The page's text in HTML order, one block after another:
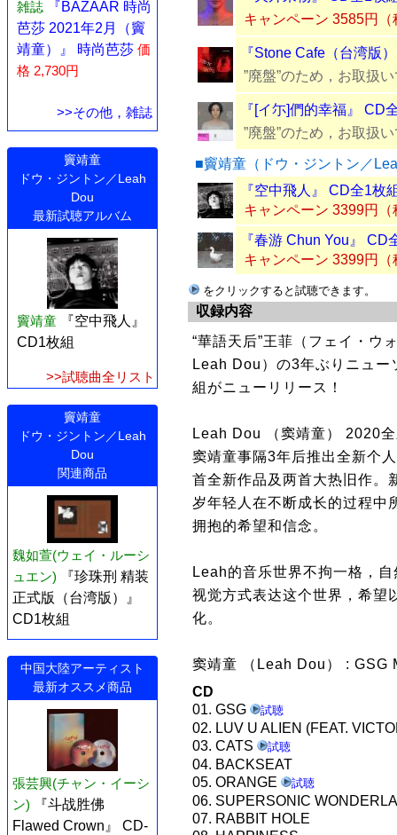
雑誌
『BAZAAR 時尚
芭莎 2021年2月（竇
靖童）』 時尚芭莎 価
格 2,730円
>>その他，雑誌
竇靖童
ドウ・ジントン／Leah
Dou
最新試聴アルバム
竇靖童
『空中飛人』
CD1枚組
>>試聴曲全リスト
竇靖童
ドウ・ジントン／Leah
Dou
関連商品
魏如萱(ウェイ・ルーシ
ュエン)
『珍珠刑 精装
正式版（台湾版）』
CD1枚組
中国大陸アーティスト
最新オススメ商品
張芸興(チャン・イーシ
ン)
『斗战胜佛
Flawed Crown』 CD-
キャンペーン 3585円（
『Stone Cafe（台湾版
”廃盤”のため，お取扱
『[イ尓]們的幸福』 CD
”廃盤”のため，お取扱
■竇靖童（ドウ・ジントン／
『空中飛人』 CD全1枚
キャンペーン 3399円（
『春游 Chun You』 CD
キャンペーン 3399円（
をクリックすると試聴できます。
収録内容
“華語天后”王菲（フェイ・ウ
Leah Dou）の3年ぶりニュ
組がニューリリース！
Leah Dou （窦靖童） 2020
窦靖童事隔3年后推出全新个
首全新作品及两首大热旧作。
岁年轻人在不断成长的过程中
拥抱的希望和信念。
Leah的音乐世界不拘一格，
视觉方式表达这个世界，希望
化。
窦靖童 （Leah Dou） : GSG
CD
01. GSG
試聴
02. LUV U ALIEN (FEAT.
03. CATS
試聴
04. BACKSEAT
05. ORANGE
試聴
06. SUPERSONIC
07. RABBIT HOLE